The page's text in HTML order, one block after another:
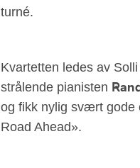
turné.
Kvartetten ledes av
strålende pianisten
og fikk nylig svært gode
Road Ahead».